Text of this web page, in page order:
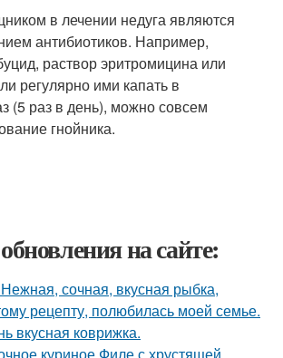
в лечении недуга являются
антибиотиков. Например,
раствор эритромицина или
регулярно ими капать в
(5 раз в день), можно совсем
гнойника.
на сайте:
сочная, вкусная рыбка,
рецепту, полюбилась моей семье.
вкусная коврижка.